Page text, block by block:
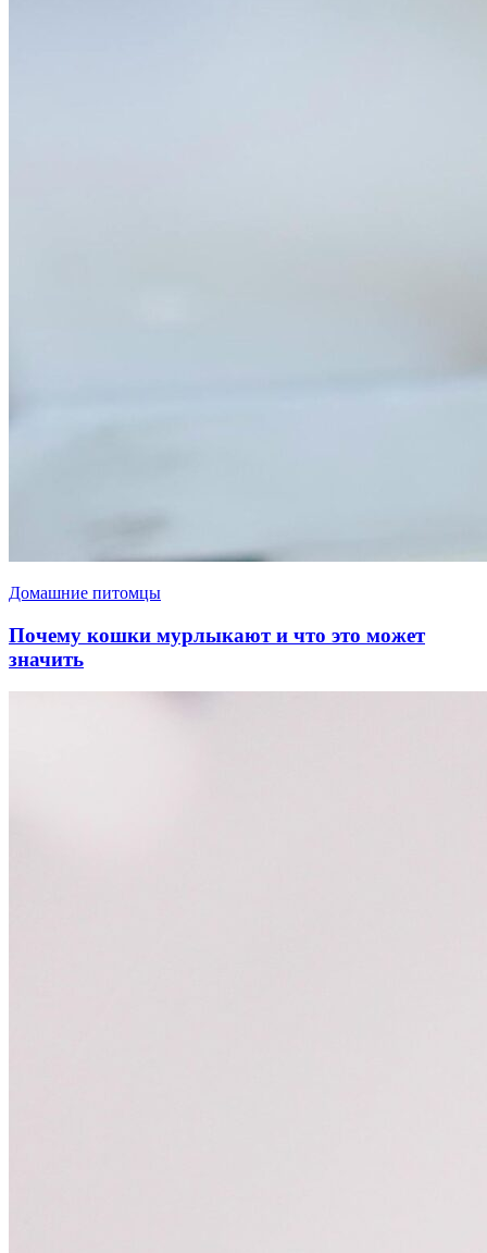
Домашние питомцы
Почему кошки мурлыкают и что это может
значить